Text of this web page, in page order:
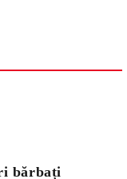
bărbați